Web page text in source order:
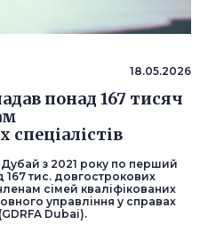
18.05.2026
понад 167 тисяч
спеціалістів
з 2021 року по перший
тис. довгострокових
сімей кваліфікованих
управління у справах
Dubai).